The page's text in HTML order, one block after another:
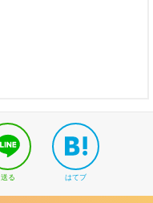
送る はてブ